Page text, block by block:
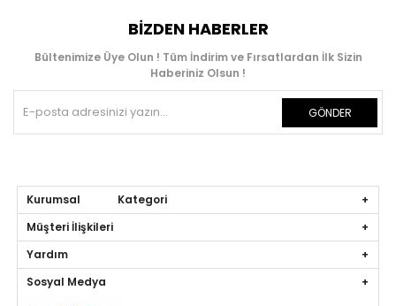
BIZDEN HABERLER
Bültenimize Üye Olun ! Tüm İndirim ve Fırsatlardan İlk Sizin
Haberiniz Olsun !
GÖNDER
Kurumsal Kategori
Müşteri İlişkileri
Yardım
Sosyal Medya